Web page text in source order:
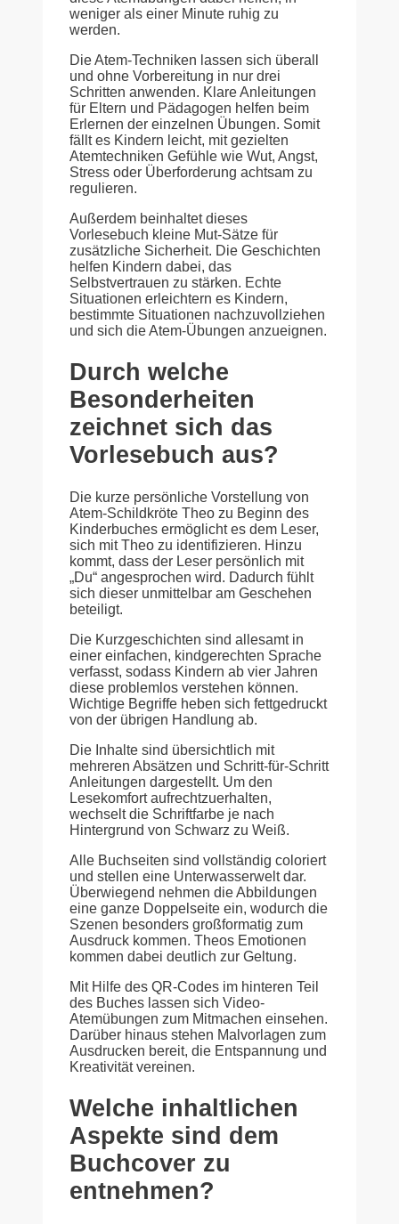
weniger als einer Minute ruhig zu
werden.
Die Atem-Techniken lassen sich überall
und ohne Vorbereitung in nur drei
Schritten anwenden. Klare Anleitungen
für Eltern und Pädagogen helfen beim
Erlernen der einzelnen Übungen. Somit
fällt es Kindern leicht, mit gezielten
Atemtechniken Gefühle wie Wut, Angst,
Stress oder Überforderung achtsam zu
regulieren.
Außerdem beinhaltet dieses
Vorlesebuch kleine Mut-Sätze für
zusätzliche Sicherheit. Die Geschichten
helfen Kindern dabei, das
Selbstvertrauen zu stärken. Echte
Situationen erleichtern es Kindern,
bestimmte Situationen nachzuvollziehen
und sich die Atem-Übungen anzueignen.
Durch welche
Besonderheiten
zeichnet sich das
Vorlesebuch aus?
Die kurze persönliche Vorstellung von
Atem-Schildkröte Theo zu Beginn des
Kinderbuches ermöglicht es dem Leser,
sich mit Theo zu identifizieren. Hinzu
kommt, dass der Leser persönlich mit
„Du“ angesprochen wird. Dadurch fühlt
sich dieser unmittelbar am Geschehen
beteiligt.
Die Kurzgeschichten sind allesamt in
einer einfachen, kindgerechten Sprache
verfasst, sodass Kindern ab vier Jahren
diese problemlos verstehen können.
Wichtige Begriffe heben sich fettgedruckt
von der übrigen Handlung ab.
Die Inhalte sind übersichtlich mit
mehreren Absätzen und Schritt-für-Schritt
Anleitungen dargestellt. Um den
Lesekomfort aufrechtzuerhalten,
wechselt die Schriftfarbe je nach
Hintergrund von Schwarz zu Weiß.
Alle Buchseiten sind vollständig coloriert
und stellen eine Unterwasserwelt dar.
Überwiegend nehmen die Abbildungen
eine ganze Doppelseite ein, wodurch die
Szenen besonders großformatig zum
Ausdruck kommen. Theos Emotionen
kommen dabei deutlich zur Geltung.
Mit Hilfe des QR-Codes im hinteren Teil
des Buches lassen sich Video-
Atemübungen zum Mitmachen einsehen.
Darüber hinaus stehen Malvorlagen zum
Ausdrucken bereit, die Entspannung und
Kreativität vereinen.
Welche inhaltlichen
Aspekte sind dem
Buchcover zu
entnehmen?